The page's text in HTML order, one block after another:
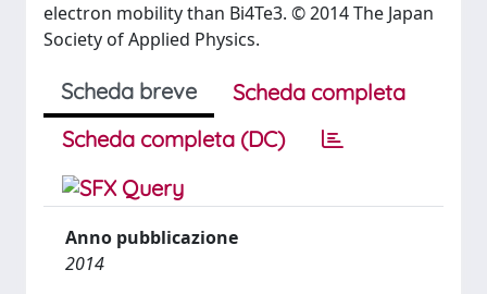
electron mobility than Bi4Te3. © 2014 The Japan
Society of Applied Physics.
Scheda breve
Scheda completa
Scheda completa (DC)
Anno pubblicazione
2014